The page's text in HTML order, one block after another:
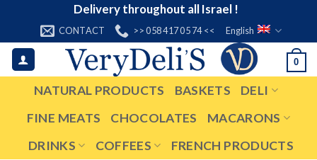
content
Delivery throughout all Israel !
CONTACT >> 058 417 05 74 << English
0
NATURAL PRODUCTS BASKETS
DELI
FINE MEATS
CHOCOLATES
MACARONS
DRINKS
COFFEES FRENCH PRODUCTS